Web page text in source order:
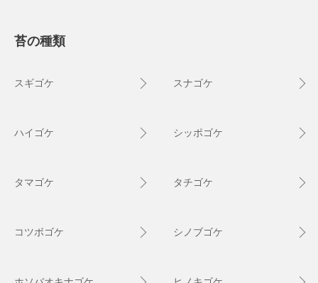
苔の種類
スギゴケ スナゴケ
ハイゴケ シッポゴケ
タマゴケ タチゴケ
コツボゴケ シノブゴケ